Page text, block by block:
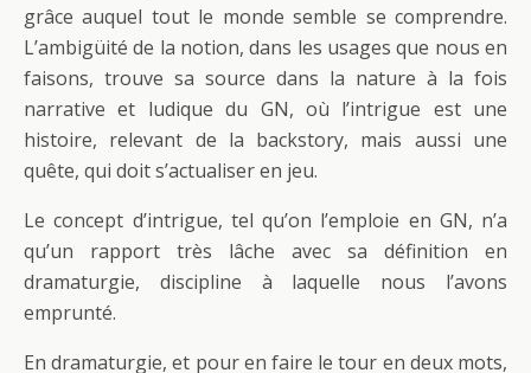
grâce auquel tout le monde semble se comprendre.
L’ambigüité de la notion, dans les usages que nous en
faisons, trouve sa source dans la nature à la fois
narrative et ludique du GN, où l’intrigue est une
histoire, relevant de la backstory, mais aussi une
quête, qui doit s’actualiser en jeu.
Le concept d’intrigue, tel qu’on l’emploie en GN, n’a
qu’un rapport très lâche avec sa définition en
dramaturgie, discipline à laquelle nous l’avons
emprunté.
En dramaturgie, et pour en faire le tour en deux mots,